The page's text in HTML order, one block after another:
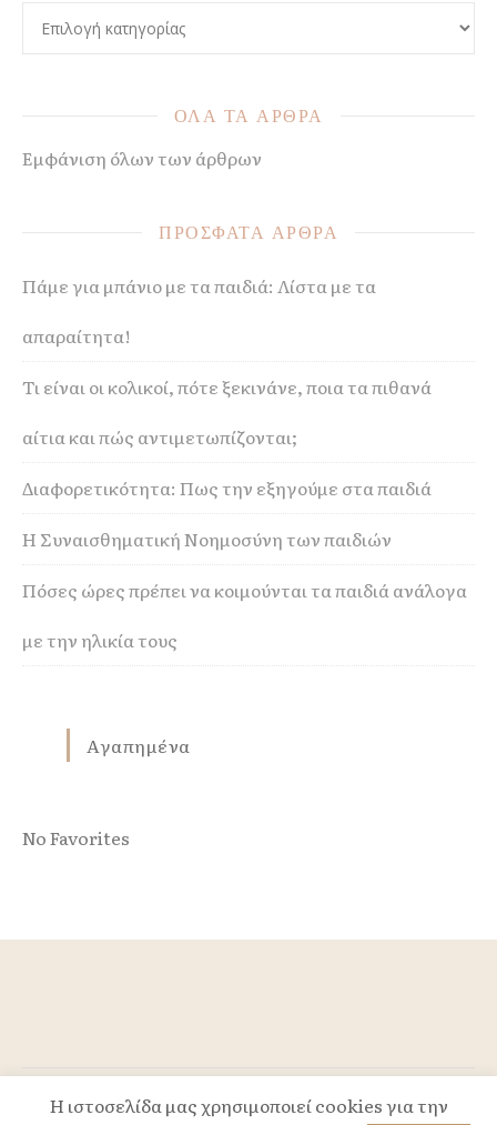
ΟΛΑ ΤΑ ΑΡΘΡΑ
Εμφάνιση όλων των άρθρων
ΠΡΟΣΦΑΤΑ ΑΡΘΡΑ
Πάμε για μπάνιο με τα παιδιά: Λίστα με τα
απαραίτητα!
Τι είναι οι κολικοί, πότε ξεκινάνε, ποια τα πιθανά
αίτια και πώς αντιμετωπίζονται;
Διαφορετικότητα: Πως την εξηγούμε στα παιδιά
Η Συναισθηματική Νοημοσύνη των παιδιών
Πόσες ώρες πρέπει να κοιμούνται τα παιδιά ανάλογα
με την ηλικία τους
Αγαπημένα
No Favorites
Powered by TLS.GR
Η ιστοσελίδα μας χρησιμοποιεί cookies για την